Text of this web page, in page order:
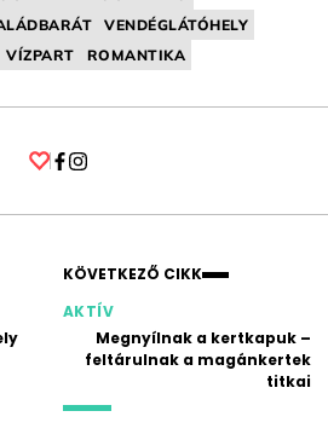
VENDÉGLÁTÓHELY
VÍZPART ROMANTIKA
KÖVETKEZŐ CIKK
AKTÍV
Megnyílnak a kertkapuk –
feltárulnak a magánkertek
titkai